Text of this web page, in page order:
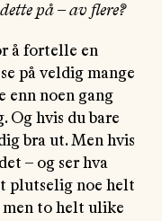
på – av flere?
å fortelle en
på veldig mange
enn noen gang
Og hvis du bare
bra ut. Men hvis
– og ser hva
plutselig noe helt
men to helt ulike